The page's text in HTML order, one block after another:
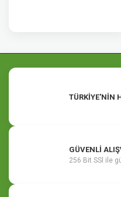
TÜRKİYE'NİN
GÜVENLİ
256 Bit SSl ile